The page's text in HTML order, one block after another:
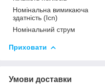
Номінальна вимикаюча
здатність (Icn)
Номінальний струм
Приховати
Умови доставки